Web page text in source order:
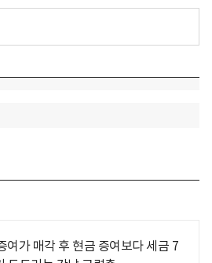
여가 매각 후 현금 증여보다 세금 7